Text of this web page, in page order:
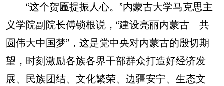
“这个贺匾提振人心。”内蒙古大学马克思主
义学院副院长傅锁根说，“建设亮丽内蒙古 共
圆伟大中国梦”，这是党中央对内蒙古的殷切期
望，时刻激励各族各界干部群众打造好经济发
展、民族团结、文化繁荣、边疆安宁、生态文